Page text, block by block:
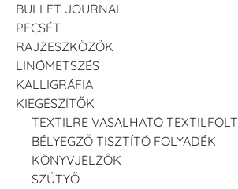
BULLET JOURNAL
PECSÉT
RAJZESZKÖZÖK
LINÓMETSZÉS
KALLIGRÁFIA
KIEGÉSZÍTŐK
TEXTILRE VASALHATÓ TEXTILFOLT
BÉLYEGZŐ TISZTÍTÓ FOLYADÉK
KÖNYVJELZŐK
SZÜTYŐ